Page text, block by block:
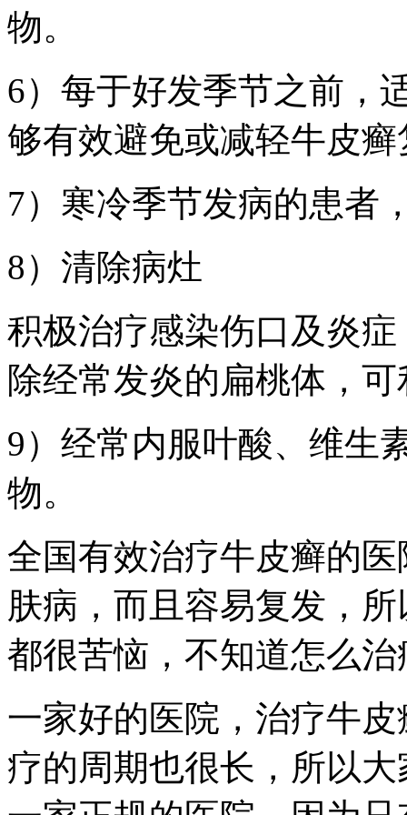
物。
6）每于好发季节之前，
够有效避免或减轻牛皮癣
7）寒冷季节发病的患者
8）清除病灶
积极治疗感染伤口及炎
除经常发炎的扁桃体，
9）经常内服叶酸、维生
物。
全国有效治疗牛皮癣的
肤病，而且容易复发，
都很苦恼，不知道怎么
一家好的医院，治疗牛
疗的周期也很长，所以